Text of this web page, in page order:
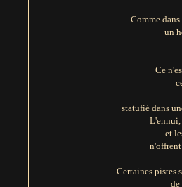
Comme
un
Ce
statufié dans
L'ennui,
et
n'offrent
Certaines pistes
de